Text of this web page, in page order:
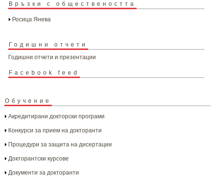
Връзки с обществеността
Росица Янева
Годишни отчети
Годишни отчети и презентации
Facebook feed
Обучение
Акредитирани докторски програми
Конкурси за прием на докторанти
Процедури за защита на дисертации
Докторантски курсове
Документи за докторанти